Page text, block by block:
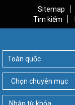
Sitemap
Tìm kiếm